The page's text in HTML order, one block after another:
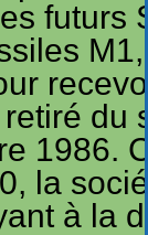
futurs
1986.
la
à la